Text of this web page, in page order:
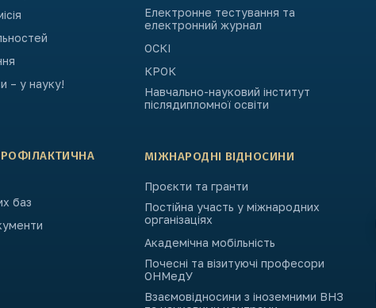
– у науку!
Електронне тестування та
електронний журнал
ОСКІ
КРОК
Навчально-науковий інститут
післядипломної освіти
баз
МІЖНАРОДНІ ВІДНОСИНИ
Проєкти та гранти
Постійна участь у міжнародних
організаціях
Академічна мобільність
Почесні та візитуючі професори
ОНМедУ
Взаємовідносини з іноземними ВНЗ